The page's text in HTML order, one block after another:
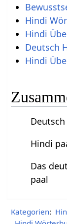
Hindi
Hindi
Deutsch
Hindi
Hindi
Das
paal
Kategorien: